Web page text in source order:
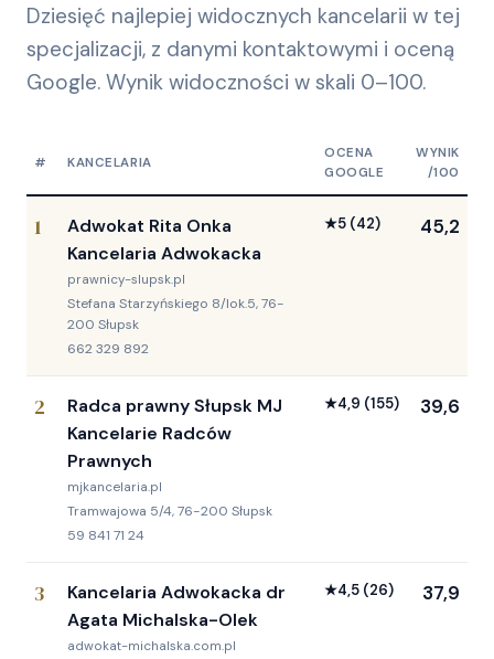
Dziesięć najlepiej widocznych kancelarii w tej
specjalizacji, z danymi kontaktowymi i oceną
Google. Wynik widoczności w skali 0–100.
# KANCELARIA
OCENA
GOOGLE
WYNIK
/100
1
Adwokat Rita Onka
Kancelaria Adwokacka
prawnicy-slupsk.pl
Stefana Starzyńskiego 8/lok.5, 76-
200 Słupsk
662 329 892
★5 (42) 45,2
2
Radca prawny Słupsk MJ
Kancelarie Radców
Prawnych
mjkancelaria.pl
Tramwajowa 5/4, 76-200 Słupsk
59 841 71 24
★4,9 (155) 39,6
3
Kancelaria Adwokacka dr
Agata Michalska-Olek
adwokat-michalska.com.pl
★4,5 (26) 37,9